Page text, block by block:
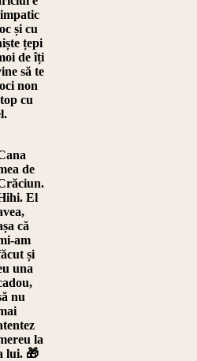
și cu
țepi
de îți
să te
non
cu
de
El
că
am
și
una
nu
la
lui. 🎁